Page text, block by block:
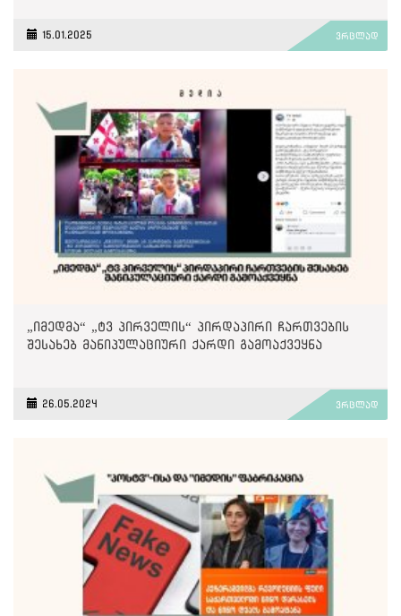
15.01.2025 ვრცლად
„იმედმა“ „ტვ პირველის“ პირდაპირი ჩართვების
შესახებ მანიპულაციური ქარდი გამოაქვეყნა
26.05.2024 ვრცლად